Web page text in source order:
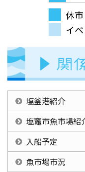
休市
イ
塩釜港紹介
塩竈市魚市場紹
入船予定
魚市場市況